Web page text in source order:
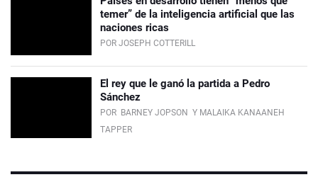
temer” de la inteligencia artificial que las
naciones ricas
POR JOSEPH COTTERILL
El rey que le ganó la partida a Pedro
Sánchez
POR BARNEY JOPSON Y MALAIKA KANAANEH
TAPPER